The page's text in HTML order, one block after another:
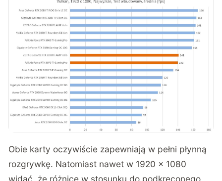
Obie karty oczywiście zapewniają w pełni płynną
rozgrywkę. Natomiast nawet w 1920 x 1080
widać, że różnice w stosunku do podkręconego